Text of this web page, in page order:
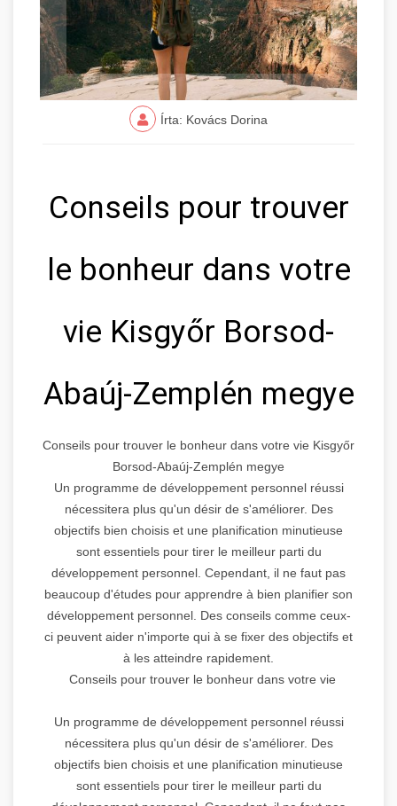
Írta: Kovács Dorina
Conseils pour trouver
le bonheur dans votre
vie Kisgyőr Borsod-
Abaúj-Zemplén megye
Conseils pour trouver le bonheur dans votre vie Kisgyőr
Borsod-Abaúj-Zemplén megye
Un programme de développement personnel réussi
nécessitera plus qu'un désir de s'améliorer. Des
objectifs bien choisis et une planification minutieuse
sont essentiels pour tirer le meilleur parti du
développement personnel. Cependant, il ne faut pas
beaucoup d'études pour apprendre à bien planifier son
développement personnel. Des conseils comme ceux-
ci peuvent aider n'importe qui à se fixer des objectifs et
à les atteindre rapidement.
Conseils pour trouver le bonheur dans votre vie
Un programme de développement personnel réussi
nécessitera plus qu'un désir de s'améliorer. Des
objectifs bien choisis et une planification minutieuse
sont essentiels pour tirer le meilleur parti du